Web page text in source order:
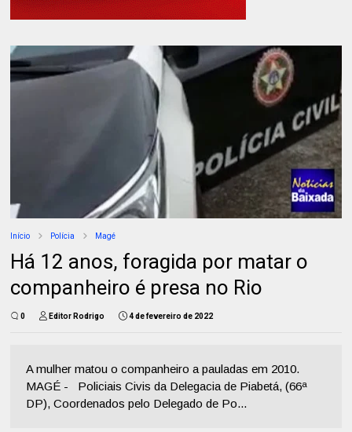
Início Polícia Magé
Há 12 anos, foragida por matar o
companheiro é presa no Rio
0 Editor Rodrigo 4 de fevereiro de 2022
A mulher matou o companheiro a pauladas em 2010.
MAGÉ - Policiais Civis da Delegacia de Piabetá, (66ª
DP), Coordenados pelo Delegado de Po...